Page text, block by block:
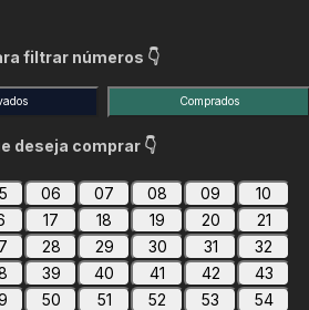
filtrar números 👇
Comprados
deseja comprar 👇
06 07 08 09
10
17 18 19 20
21
28 29 30 31
32
39 40 41 42
43
50 51 52 53
54